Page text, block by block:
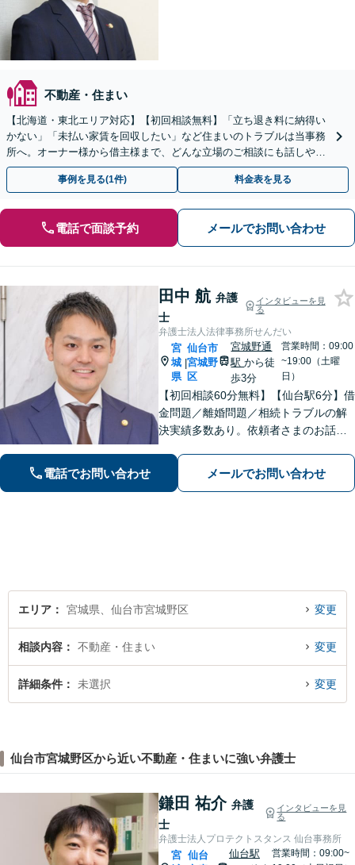
不動産・住まい
【北海道・東北エリア対応】【初回相談無料】「立ち退き料に納得い
かない」「未払い家賃を回収したい」など住まいのトラブルは当事務
所へ。オーナー様から借主様まで、どんな立場のご相談にも話しやす
い弁護士が対応します。ＷＥＢ面談可。
事例を見る(1件) 料金表を見る
電話で面談予約 メールでお問い合わせ
田中 航 弁護
士
インタビューを見
る
弁護士法人法律事務所せんだい
宮
城
県
|
仙台市
宮城野
区
宮城野通
駅から徒
歩3分
営業時間：09:00
~19:00（土曜
日）
【初回相談60分無料】【仙台駅6分】借
金問題／離婚問題／相続トラブルの解
決実績多数あり。依頼者さまのお話や
決まで対応・サポートします【土曜日
も営業】交通事故や刑事事件のご相談
電話でお問い合わせ メールでお問い合わせ
エリア 宮城県、仙台市宮城野区 変更
相談内容 不動産・住まい 変更
詳細条件 未選択 変更
仙台市宮城野区から近い不動産・住まいに強い弁護士
鎌田 祐介 弁護
士
インタビューを見
る
弁護士法人プロテクトスタンス 仙台事務所
宮 仙台
仙台駅
営業時間：09:00~